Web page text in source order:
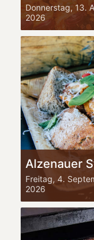
Donnerstag, 13.
2026
Alzenauer
Freitag, 4.
2026